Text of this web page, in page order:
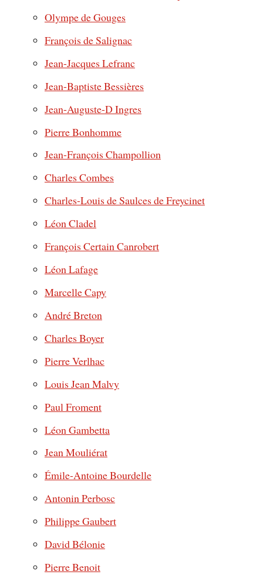
Olympe de Gouges
François de Salignac
Jean-Jacques Lefranc
Jean-Baptiste Bessières
Jean-Auguste-D Ingres
Pierre Bonhomme
Jean-François Champollion
Charles Combes
Charles-Louis de Saulces de Freycinet
Léon Cladel
François Certain Canrobert
Léon Lafage
Marcelle Capy
André Breton
Charles Boyer
Pierre Verlhac
Louis Jean Malvy
Paul Froment
Léon Gambetta
Jean Mouliérat
Émile-Antoine Bourdelle
Antonin Perbosc
Philippe Gaubert
David Bélonie
Pierre Benoit